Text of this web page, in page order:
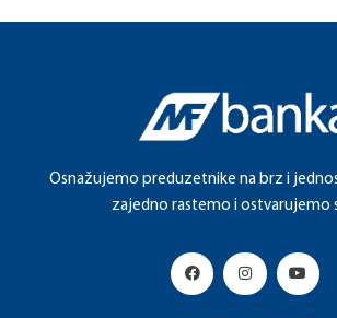
Osnažujemo preduzetnike na brz i
zajedno rastemo i ostvarujemo